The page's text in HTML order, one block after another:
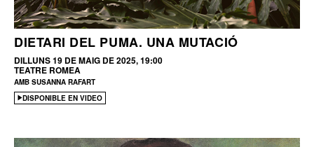
DIETARI DEL PUMA. UNA MUTACIÓ
DILLUNS 19 DE MAIG DE 2025, 19:00
TEATRE ROMEA
AMB SUSANNA RAFART
DISPONIBLE EN VIDEO